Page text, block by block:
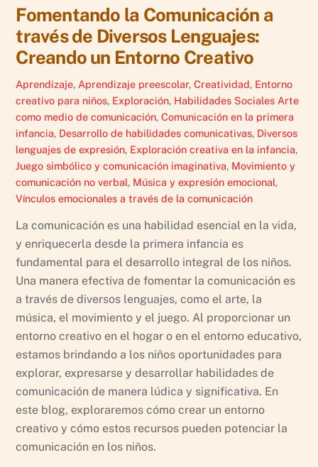
Fomentando la Comunicación a
través de Diversos Lenguajes:
Creando un Entorno Creativo
Aprendizaje, Aprendizaje preescolar,Creatividad, Entorno
creativo para niños, Exploración, Habilidades Sociales Arte
como medio de comunicación,Comunicación en la primera
infancia, Desarrollo de habilidades comunicativas, Diversos
lenguajes de expresión, Exploración creativa en la infancia,
Juego simbólico y comunicación imaginativa, Movimiento y
comunicación no verbal, Música y expresión emocional,
Vínculos emocionales a través de la comunicación
La comunicación es una habilidad esencial en la vida,
y enriquecerla desde la primera infancia es
fundamental para el desarrollo integral de los niños.
Una manera efectiva de fomentar la comunicación es
a través de diversos lenguajes, como el arte, la
música, el movimiento y el juego. Al proporcionar un
entorno creativo en el hogar o en el entorno educativo,
estamos brindando a los niños oportunidades para
explorar, expresarse y desarrollar habilidades de
comunicación de manera lúdica y significativa. En
este blog, exploraremos cómo crear un entorno
creativo y cómo estos recursos pueden potenciar la
comunicación en los niños.